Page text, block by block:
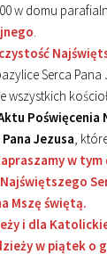
w domu
.
Serca
wszystkich
Poświęcenia
Jezusa,
w
Mszę świętą.
i dla
w piątek o